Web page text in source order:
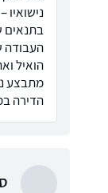
נישואיו
בתנאים
העבודה
הואיל
מתבצע
הדירה